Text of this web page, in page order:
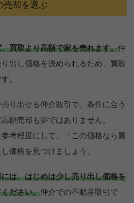
売却を選ぶ
買取より高額で家を売れます。仲
出し価格を決められるため、買取
。
り出せる仲介取引で、条件に合う
額売却も夢ではありません。
考程度にして、「この価格なら買
価格を見つけましょう。
は、はじめは少し売り出し価格を
ださい。仲介での不動産取引で